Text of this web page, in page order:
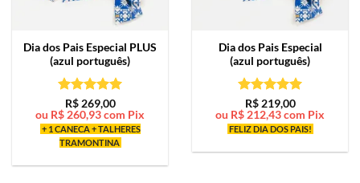
Dia dos Pais Especial PLUS
(azul português)
Avaliação5
de 5
R$269,00
ou R$260,93com Pix
+ 1 CANECA + TALHERES
TRAMONTINA
Dia dos Pais Especial
(azul português)
Avaliação5
de 5
R$219,00
ou R$212,43com Pix
FELIZ DIA DOS PAIS!